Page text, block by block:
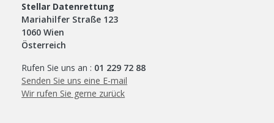
Stellar Datenrettung
Mariahilfer Straße 123
1060 Wien
Österreich
Rufen Sie uns an : 01 229 72 88
Senden Sie uns eine E-mail
Wir rufen Sie gerne zurück